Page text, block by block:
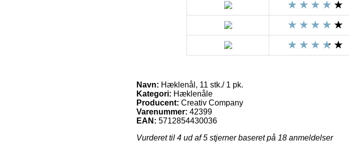
Navn: Hæklenål, 11 stk./ 1 pk.
Kategori: Hæklenåle
Producent: Creativ Company
Varenummer: 42399
EAN: 5712854430036
Vurderet til 4 ud af 5 stjerner baseret på 18 anmeldelser